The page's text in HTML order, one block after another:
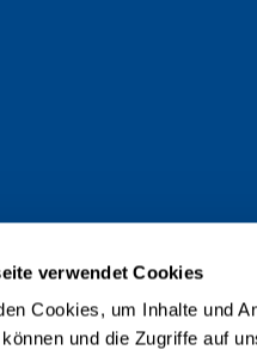
verwendet Cookies
Cookies, um Inhalte und
und die Zugriffe auf